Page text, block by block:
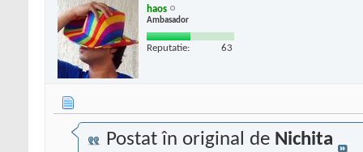
haos
Ambasador
Reputatie: 63
Postat în original de Nichita